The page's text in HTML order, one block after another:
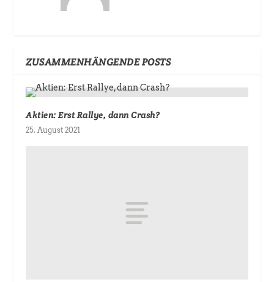
ZUSAMMENHÄNGENDE POSTS
Aktien: Erst Rallye, dann Crash?
25. August 2021